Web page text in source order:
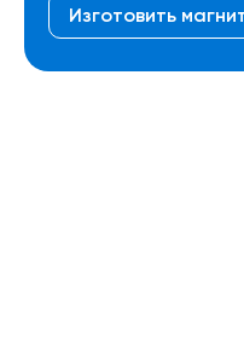
Изготовить